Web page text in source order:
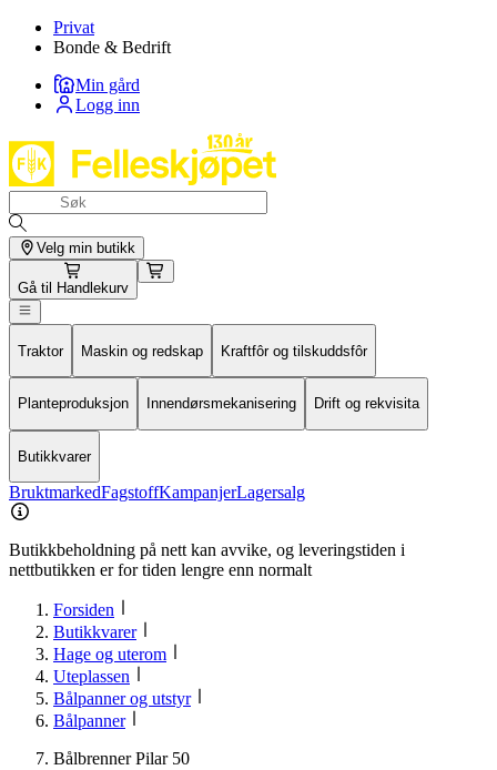
Privat
Bonde & Bedrift
Min gård
Logg inn
Velg min butikk
Gå til Handlekurv
Traktor Maskin og redskap Kraftfôr og tilskuddsfôr
Planteproduksjon Innendørsmekanisering Drift og rekvisita
Butikkvarer
BruktmarkedFagstoffKampanjerLagersalg
Butikkbeholdning på nett kan avvike, og leveringstiden i
nettbutikken er for tiden lengre enn normalt
Forsiden
Butikkvarer
Hage og uterom
Uteplassen
Bålpanner og utstyr
Bålpanner
Bålbrenner Pilar 50